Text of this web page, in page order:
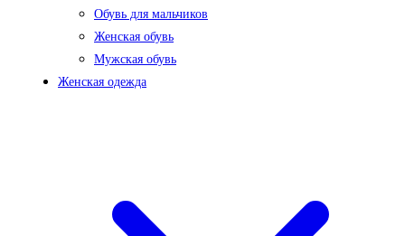
Обувь для мальчиков
Женская обувь
Мужская обувь
Женская одежда